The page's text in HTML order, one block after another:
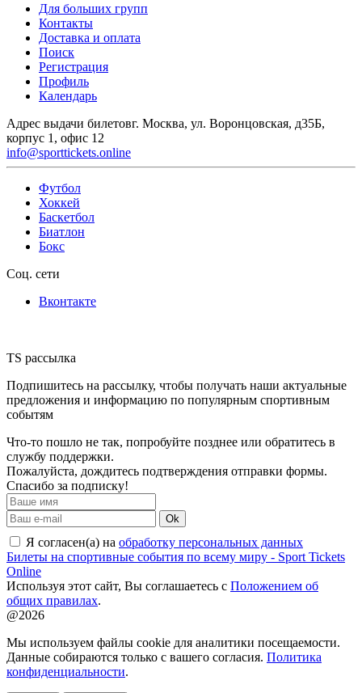
Для больших групп
Контакты
Доставка и оплата
Поиск
Регистрация
Профиль
Календарь
Адрес выдачи билетовг. Москва, ул. Воронцовская, д35Б,
корпус 1, офис 12
info@sporttickets.online
Футбол
Хоккей
Баскетбол
Биатлон
Бокс
Соц. сети
Вконтакте
TS рассылка
Подпишитесь на рассылку, чтобы получать наши актуальные
предложения и информацию по популярным спортивным
событям
Что-то пошло не так, попробуйте позднее или обратитесь в
службу поддержки.
Пожалуйста, дождитесь подтверждения отправки формы.
Спасибо за подписку!
Ok
Я согласен(а) на обработку персональных данных
Билеты на спортивные события по всему миру - Sport Tickets
Online
Используя этот сайт, Вы соглашаетесь с Положением об
общих правилах.
@2026
Мы используем файлы cookie для аналитики посещаемости.
Данные собираются только с вашего согласия. Политика
конфиденциальности.